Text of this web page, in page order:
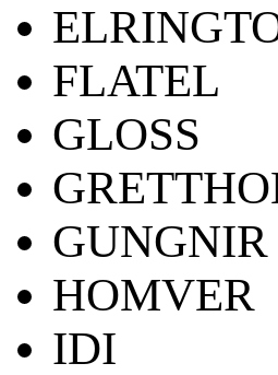
FLATEL
GLOSS
GUNGNIR
HOMVER
IDI